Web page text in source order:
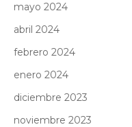
mayo 2024
abril 2024
febrero 2024
enero 2024
diciembre 2023
noviembre 2023